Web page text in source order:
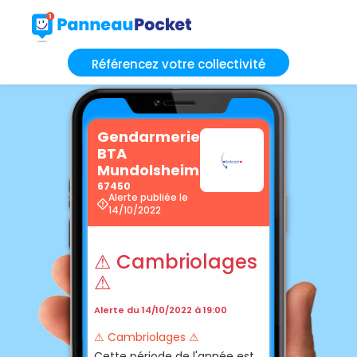
Référencez votre collectivité
Gendarmerie
BTA
Mundolsheim
67450
Alerte publiée le
14/10/2022
⚠ Cambriolages
⚠
Alerte du 14/10/2022 à 19:00
⚠ Cambriolages ⚠